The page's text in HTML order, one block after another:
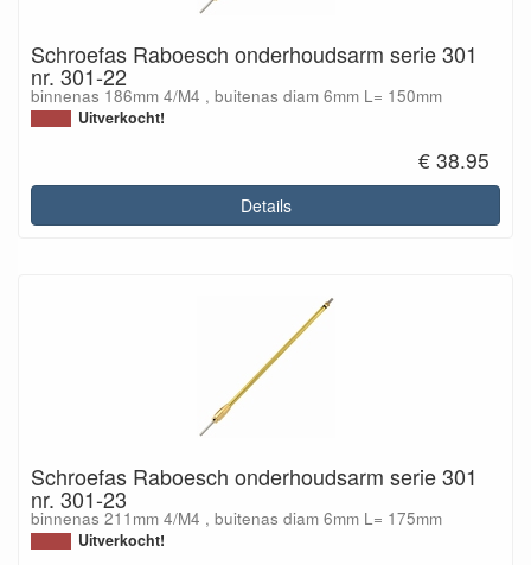
Schroefas Raboesch onderhoudsarm serie 301
nr. 301-22
binnenas 186mm 4/M4 , buitenas diam 6mm L= 150mm
Uitverkocht!
€ 38.95
Details
Schroefas Raboesch onderhoudsarm serie 301
nr. 301-23
binnenas 211mm 4/M4 , buitenas diam 6mm L= 175mm
Uitverkocht!